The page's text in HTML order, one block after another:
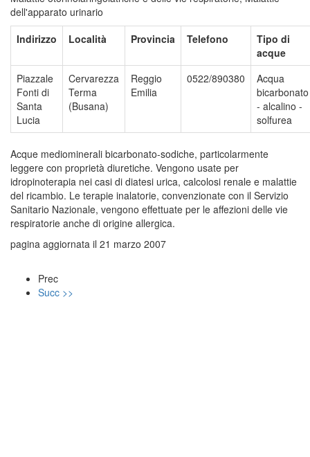
dell'apparato urinario
Indirizzo
Località Provincia Telefono
Tipo di
acque
Piazzale
Fonti di
Santa
Lucia
Cervarezza
Terma
(Busana)
Reggio
Emilia
0522/890380
Acqua
bicarbonato
- alcalino -
solfurea
Acque mediominerali bicarbonato-sodiche, particolarmente
leggere con proprietà diuretiche. Vengono usate per
idropinoterapia nei casi di diatesi urica, calcolosi renale e malattie
del ricambio. Le terapie inalatorie, convenzionate con il Servizio
Sanitario Nazionale, vengono effettuate per le affezioni delle vie
respiratorie anche di origine allergica.
pagina aggiornata il 21 marzo 2007
Prec
Succ >>